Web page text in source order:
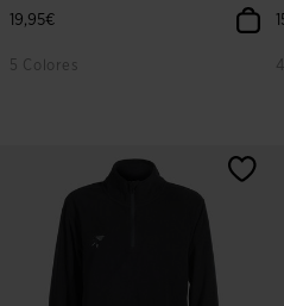
19,95€
5 Colores